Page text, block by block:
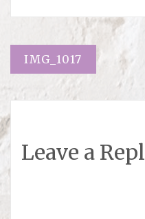
Навигация
IMG_1017
Leave a